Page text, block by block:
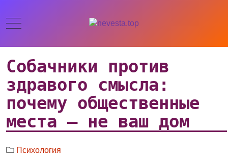
Собачники против
здравого смысла:
почему общественные
места — не ваш дом
Психология